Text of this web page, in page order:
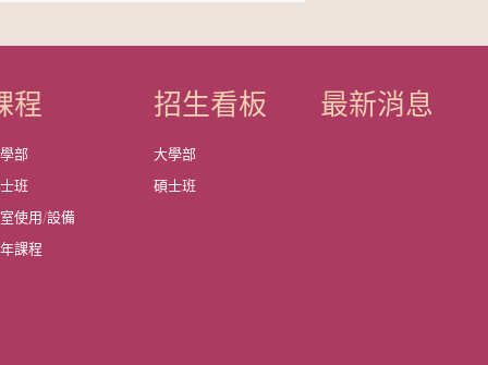
程
部
班
使用/設備
課程
招生看板
大學部
碩士班
最新消息